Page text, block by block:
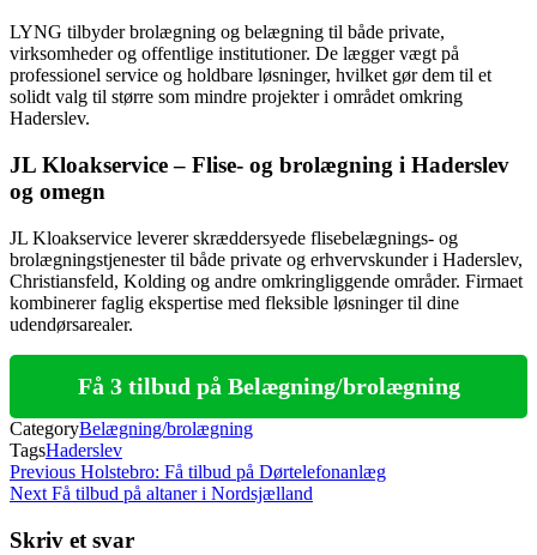
LYNG tilbyder brolægning og belægning til både private,
virksomheder og offentlige institutioner. De lægger vægt på
professionel service og holdbare løsninger, hvilket gør dem til et
solidt valg til større som mindre projekter i området omkring
Haderslev.
JL Kloakservice – Flise- og brolægning i Haderslev
og omegn
JL Kloakservice leverer skræddersyede flisebelægnings- og
brolægningstjenester til både private og erhvervskunder i Haderslev,
Christiansfeld, Kolding og andre omkringliggende områder. Firmaet
kombinerer faglig ekspertise med fleksible løsninger til dine
udendørsarealer.
Få 3 tilbud på Belægning/brolægning
CategoryBelægning/brolægning
TagsHaderslev
Indlægsnavigation
Previous
Post
Previous Holstebro: Få tilbud på Dørtelefonanlæg
Next
Next Få tilbud på altaner i Nordsjælland
Skriv et svar